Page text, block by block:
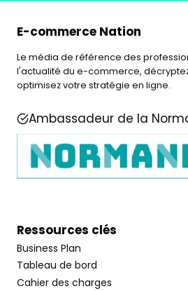
E-commerce Nation
Le média de référence des
l'actualité du e-commerce,
optimisez votre stratégie en ligne.
Ambassadeur de la
Ressources clés
Business Plan
Tableau de bord
Cahier des charges